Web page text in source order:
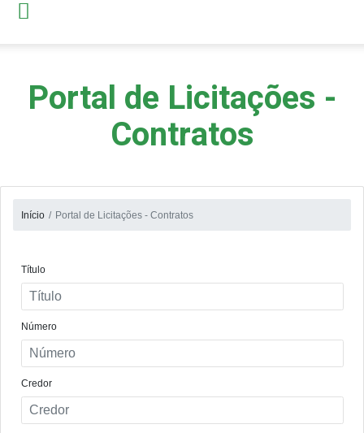
Portal de Licitações -
Contratos
Início Portal de Licitações - Contratos
Título
Número
Credor